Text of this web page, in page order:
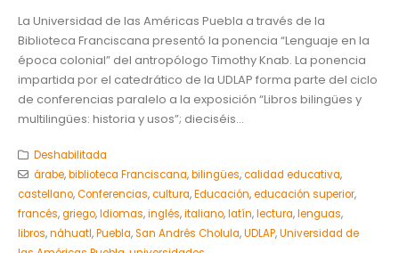
La Universidad de las Américas Puebla a través de la
Biblioteca Franciscana presentó la ponencia “Lenguaje en la
época colonial” del antropólogo Timothy Knab. La ponencia
impartida por el catedrático de la UDLAP forma parte del ciclo
de conferencias paralelo a la exposición “Libros bilingües y
multilingües: historia y usos”; dieciséis...
Deshabilitada
árabe,biblioteca Franciscana,bilingües,calidad educativa,
castellano,Conferencias,cultura,Educación,educación superior,
francés,griego,Idiomas,inglés,italiano,latín,lectura,lenguas,
libros,náhuatl,Puebla,San Andrés Cholula,UDLAP,Universidad de